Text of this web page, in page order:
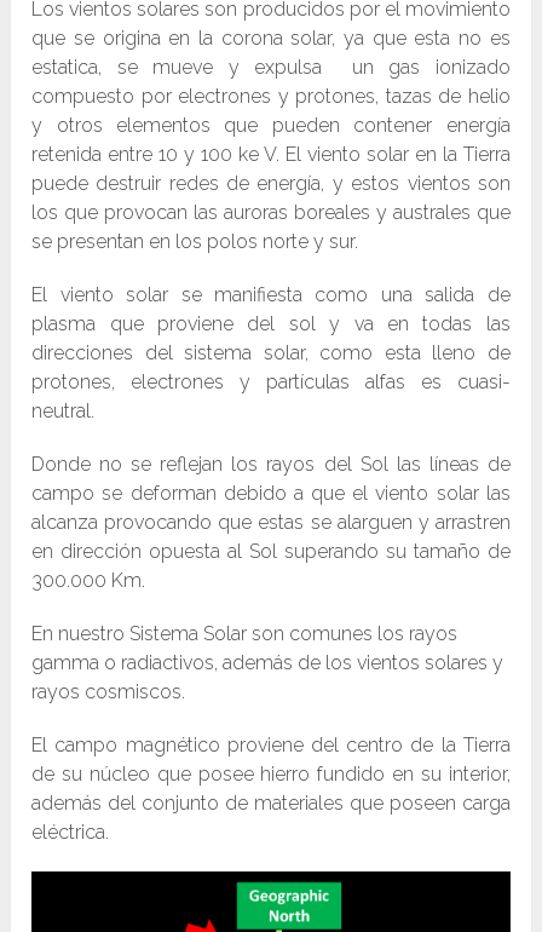
Los vientos solares son producidos por el movimiento
que se origina en la corona solar, ya que esta no es
estatica, se mueve y expulsa un gas ionizado
compuesto por electrones y protones, tazas de helio
y otros elementos que pueden contener energía
retenida entre 10 y 100 ke V. El viento solar en la Tierra
puede destruir redes de energía, y estos vientos son
los que provocan las auroras boreales y australes que
se presentan en los polos norte y sur.
El viento solar se manifiesta como una salida de
plasma que proviene del sol y va en todas las
direcciones del sistema solar, como esta lleno de
protones, electrones y partículas alfas es cuasi-
neutral.
Donde no se reflejan los rayos del Sol las líneas de
campo se deforman debido a que el viento solar las
alcanza provocando que estas se alarguen y arrastren
en dirección opuesta al Sol superando su tamaño de
300.000 Km.
En nuestro Sistema Solar son comunes los rayos
gamma o radiactivos, además de los vientos solares y
rayos cosmiscos.
El campo magnético proviene del centro de la Tierra
de su núcleo que posee hierro fundido en su interior,
además del conjunto de materiales que poseen carga
eléctrica.